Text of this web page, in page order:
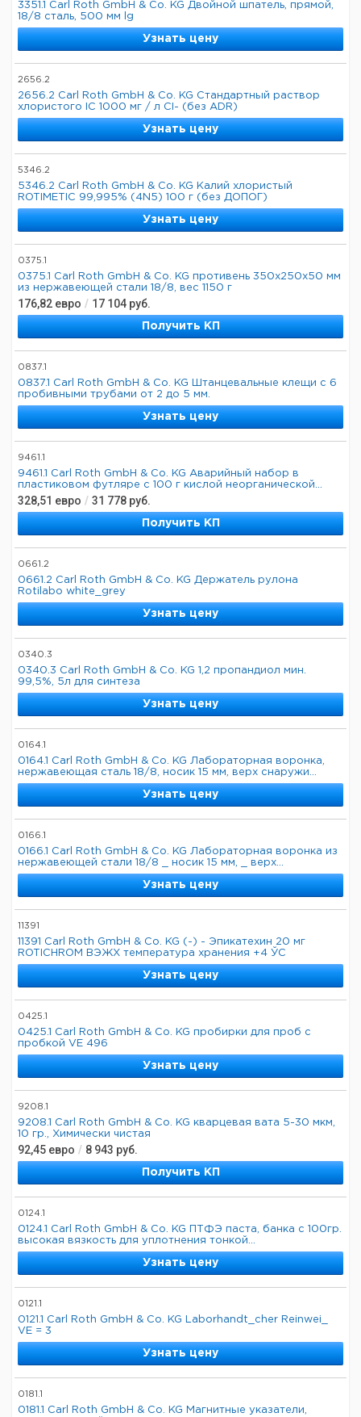
3351.1 Carl Roth GmbH & Co. KG Двойной шпатель, прямой,
18/8 сталь, 500 мм lg
Узнать цену
2656.2
2656.2 Carl Roth GmbH & Co. KG Стандартный раствор
хлористого IC 1000 мг / л CI- (без ADR)
Узнать цену
5346.2
5346.2 Carl Roth GmbH & Co. KG Калий хлористый
ROTIMETIC 99,995% (4N5) 100 г (без ДОПОГ)
Узнать цену
0375.1
0375.1 Carl Roth GmbH & Co. KG противень 350x250x50 мм
из нержавеющей стали 18/8, вес 1150 г
176,82 евро / 17 104 руб.
Получить КП
0837.1
0837.1 Carl Roth GmbH & Co. KG Штанцевальные клещи с 6
пробивными трубами от 2 до 5 мм.
Узнать цену
9461.1
9461.1 Carl Roth GmbH & Co. KG Аварийный набор в
пластиковом футляре с 100 г кислой неорганической...
328,51 евро / 31 778 руб.
Получить КП
0661.2
0661.2 Carl Roth GmbH & Co. KG Держатель рулона
Rotilabo white_grey
Узнать цену
0340.3
0340.3 Carl Roth GmbH & Co. KG 1,2 пропандиол мин.
99,5%, 5л для синтеза
Узнать цену
0164.1
0164.1 Carl Roth GmbH & Co. KG Лабораторная воронка,
нержавеющая сталь 18/8, носик 15 мм, верх снаружи...
Узнать цену
0166.1
0166.1 Carl Roth GmbH & Co. KG Лабораторная воронка из
нержавеющей стали 18/8 _ носик 15 мм, _ верх...
Узнать цену
11391
11391 Carl Roth GmbH & Co. KG (-) - Эпикатехин 20 мг
ROTICHROM ВЭЖХ температура хранения +4 ЎC
Узнать цену
0425.1
0425.1 Carl Roth GmbH & Co. KG пробирки для проб с
пробкой VE 496
Узнать цену
9208.1
9208.1 Carl Roth GmbH & Co. KG кварцевая вата 5-30 мкм,
10 гр., Химически чистая
92,45 евро / 8 943 руб.
Получить КП
0124.1
0124.1 Carl Roth GmbH & Co. KG ПТФЭ паста, банка с 100гр.
высокая вязкость для уплотнения тонкой...
Узнать цену
0121.1
0121.1 Carl Roth GmbH & Co. KG Laborhandt_cher Reinwei_
VE = 3
Узнать цену
0181.1
0181.1 Carl Roth GmbH & Co. KG Магнитные указатели,